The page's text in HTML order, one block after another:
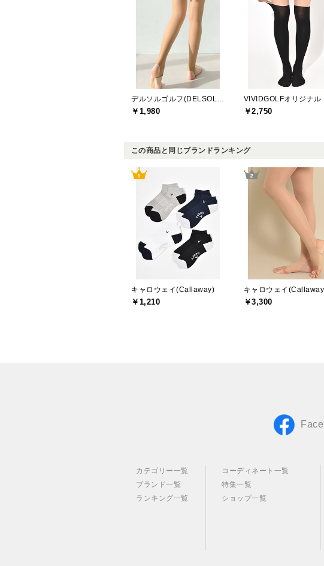
￥1,980
VIVIDGOLFオリジナル
￥2,750
この商品と同じブランドランキング
キャロウェイ(Callaway)
￥1,210
キャロウェイ
￥3,300
カテゴリー一覧
ブランド一覧
ランキング一覧
コーディネート一覧
特集一覧
ショップ一覧